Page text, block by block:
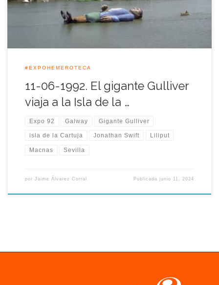
junto a las réplicas de las carabelas de Colón y de la nao […]
#EXPOHEMEROTECA
11-06-1992. El gigante Gulliver
viaja a la Isla de la …
Expo 92 Galway Gigante Gulliver
isla de la Cartuja Jonathan Swift Liliput
Macnas Sevilla
por Jaime Álvarez Corral Publicadajunio 11, 2024